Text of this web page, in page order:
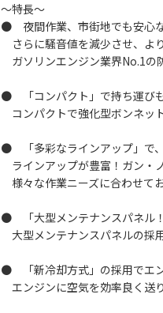
～特長～
● 夜間作業、市街地でも安心な
さらに騒音値を減少させ、よ
ガソリンエンジン業界No.1の
● 「コンパクト」で持ち運びも
コンパクトで強化型ボンネッ
● 「多彩なラインアップ」で
ラインアップが豊富！ガン・
様々な作業ニーズに合わせて
● 「大型メンテナンスパネル！
大型メンテナンスパネルの採
● 「新冷却方式」の採用でエ
エンジンに空気を効率良く送